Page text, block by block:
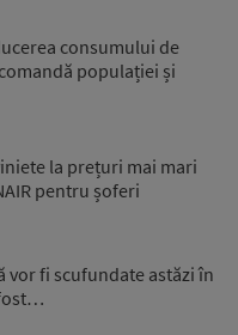
consumului de
populației și
la prețuri mai mari
pentru șoferi
vor fi scufundate astăzi în